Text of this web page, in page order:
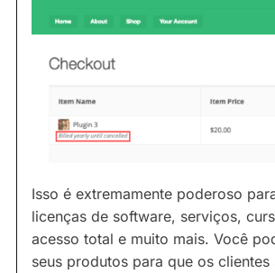
Isso é extremamente poderoso
licenças de software, serviços,
acesso total e muito mais. Você
seus produtos para que os clientes